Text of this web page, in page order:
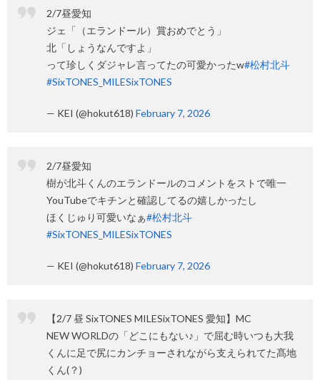
2/7昼愛知
ジェ「（エランドール）賞おめでとう」
北「しょうなんですよ」
って珍しくダジャレ言ってたの可愛かったw#松村北斗
#SixTONES_MILESixTONES
— KEI (@hokut618) February 7, 2026
2/7昼愛知
樹が北斗くんのエランドールのコメントをストで唯一
YouTubeでキチンと確認してるの嬉しかったし
ほくじゅり可愛いなぁ#松村北斗
#SixTONES_MILESixTONES
— KEI (@hokut618) February 7, 2026
【2/7 昼 SixTONES MILESixTONES 愛知】MC
NEW WORLDの「どこにもない♪」で屈む時いつも大我
くんに足で尻にカンチョーされながら支えられてた髙地
くん(？)